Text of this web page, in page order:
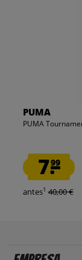
PUMA
PUMA
7.99
antes1 40,00 €